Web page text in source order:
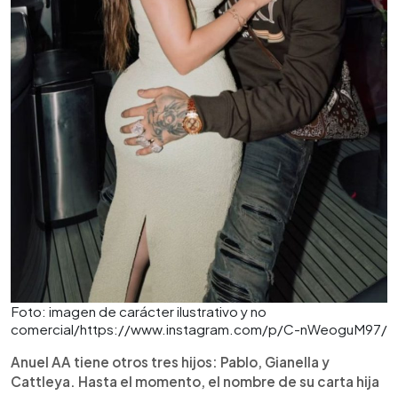
Foto: imagen de carácter ilustrativo y no
comercial/https://www.instagram.com/p/C-nWeoguM97/
Anuel AA tiene otros tres hijos: Pablo, Gianella y
Cattleya. Hasta el momento, el nombre de su carta hija